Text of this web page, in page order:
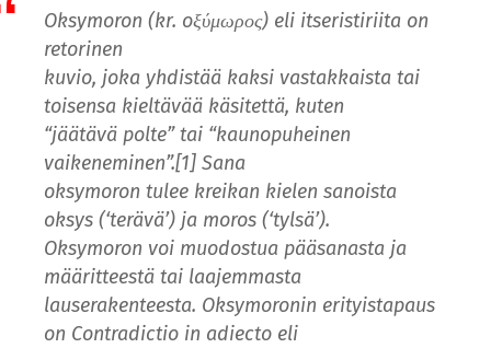
Oksymoron (kr. oξύμωρος) eli itseristiriita on
retorinen
kuvio, joka yhdistää kaksi vastakkaista tai
toisensa kieltävää käsitettä, kuten
“jäätävä polte” tai “kaunopuheinen
vaikeneminen”.[1] Sana
oksymoron tulee kreikan kielen sanoista
oksys (‘terävä’) ja moros (‘tylsä’).
Oksymoron voi muodostua pääsanasta ja
määritteestä tai laajemmasta
lauserakenteesta. Oksymoronin erityistapaus
on Contradictio in adiecto eli